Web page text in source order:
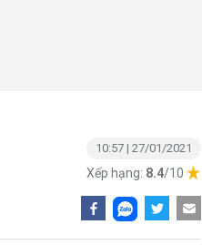
10:57 | 27/01/2021
Xếp hạng: 8.4/10